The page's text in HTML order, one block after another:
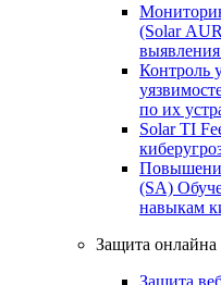
(Solar
Контроль
по их
Solar TI
(SA)
навыкам
Защита онлайна
Защита